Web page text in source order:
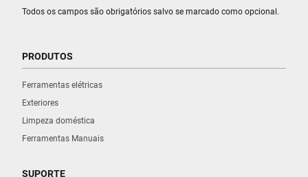
Todos os campos são obrigatórios salvo se marcado como opcional.
PRODUTOS
Ferramentas elétricas
Exteriores
Limpeza doméstica
Ferramentas Manuais
SUPORTE